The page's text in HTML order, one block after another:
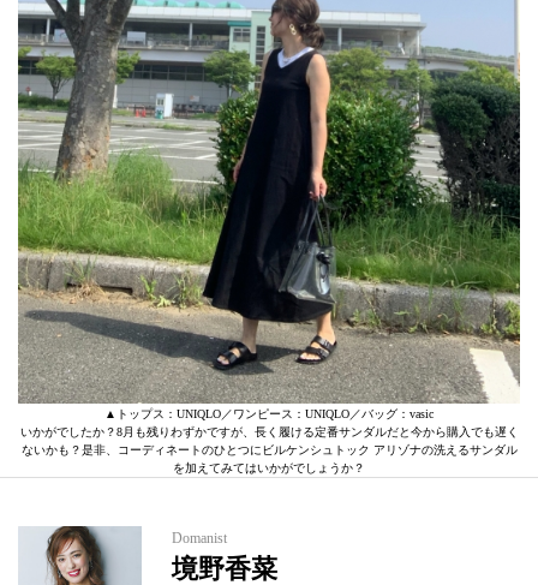
▲トップス：UNIQLO／ワンピース：UNIQLO／バッグ：vasic
いかがでしたか？8月も残りわずかですが、長く履ける定番サンダルだと今から購入でも遅く
ないかも？是非、コーディネートのひとつにビルケンシュトック アリゾナの洗えるサンダル
を加えてみてはいかがでしょうか？
Domanist
境野香菜